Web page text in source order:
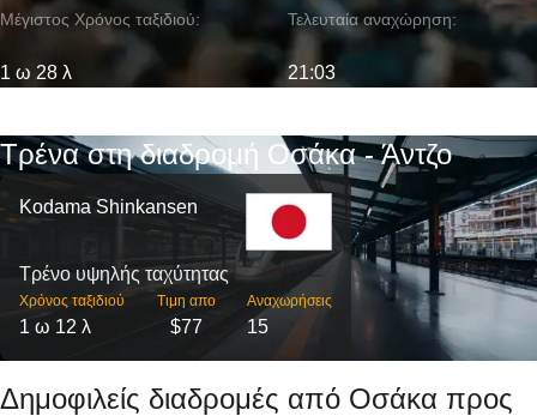
Μέγιστος Χρόνος ταξιδιού:
1 ω 28 λ
Τελευταία αναχώρηση:
21:03
Τρένα στη διαδρομή Οσάκα - Άντζο
Kodama Shinkansen
Τρένο υψηλής ταχύτητας
Χρόνος ταξιδιού
1 ω 12 λ
Τιμη απο
$77
Αναχωρήσεις
15
Δημοφιλείς διαδρομές από Οσάκα προς